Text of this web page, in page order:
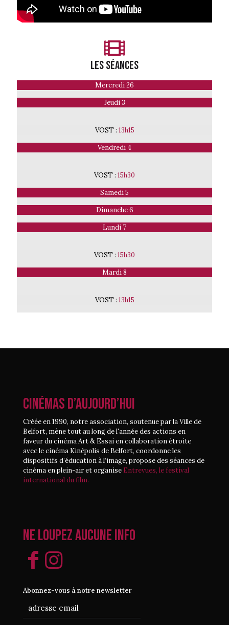
LES séances
Mercredi 26
Jeudi 3
VOST : 13h15
Vendredi 4
VOST : 15h30
Samedi 5
Dimanche 6
Lundi 7
VOST : 15h30
Mardi 8
VOST : 13h15
CINÉMAS D’AUJOURD’HUI
Créée en 1990, notre association, soutenue par la Ville de
Belfort, mène tout au long de l'année des actions en
faveur du cinéma Art & Essai en collaboration étroite
avec le cinéma Kinépolis de Belfort, coordonne les
dispositifs d’éducation à l’image, propose des séances de
cinéma en plein-air et organise Entrevues, le festival
international du film.
Ne loupez aucune info
Abonnez-vous à notre newsletter